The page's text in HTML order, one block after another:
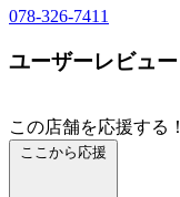
078-326-7411
ユーザーレビュー
この店舗を応援する！
ここから応援